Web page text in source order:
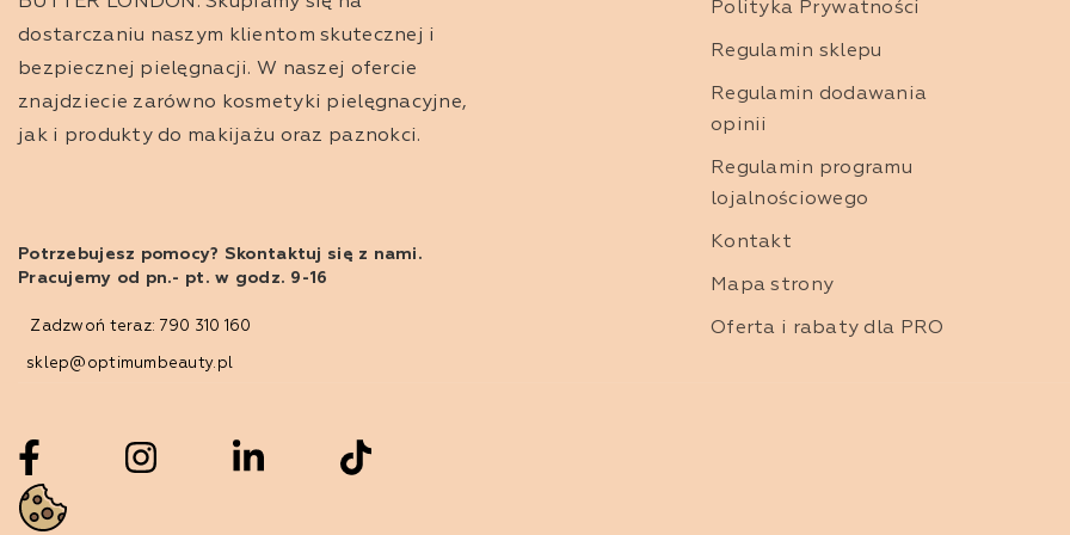
Mydło rzemieślnicze w prezencie dla blskich
Mydła rzemieślnicze to nie tylko produkty do codziennej pielęgnacji, ale
tylko ich funkcjonalność, ale także oryginalność i troskę o szczegóły.
dostarczaniu naszym klientom skutecznej i
bezpiecznej pielęgnacji. W naszej ofercie
znajdziecie zarówno kosmetyki pielęgnacyjne,
jak i produkty do makijażu oraz paznokci.
Polityka Prywatności
Regulamin sklepu
Regulamin dodawania
opinii
Regulamin programu
lojalnościowego
Kontakt
Mapa strony
Oferta i rabaty dla PRO
Potrzebujesz pomocy? Skontaktuj się z nami.
Pracujemy od pn.- pt. w godz. 9-16
Zadzwoń teraz: 790 310 160
sklep@optimumbeauty.pl